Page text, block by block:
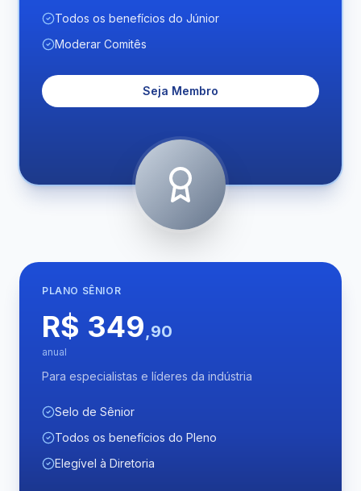
Todos os benefícios do Júnior
Moderar Comitês
Seja Membro
PLANO SÊNIOR
R$ 349,90
anual
Para especialistas e líderes da indústria
Selo de Sênior
Todos os benefícios do Pleno
Elegível à Diretoria